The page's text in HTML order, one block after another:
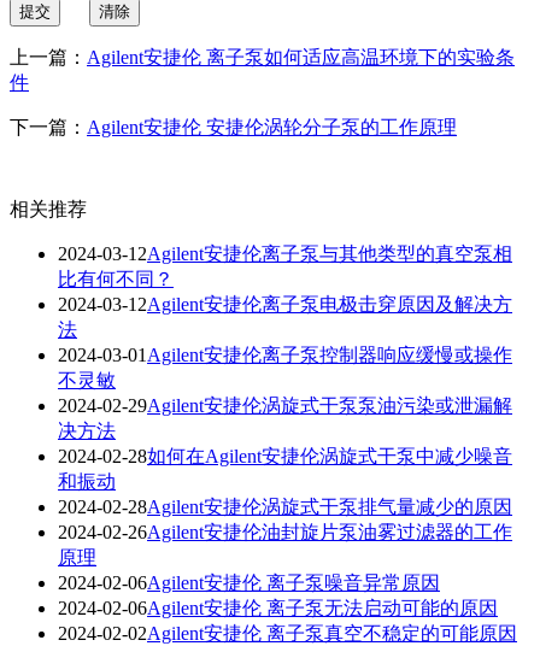
提交 清除
上一篇： Agilent安捷伦 离子泵如何适应高温环境下的实验条
件
下一篇： Agilent安捷伦 安捷伦涡轮分子泵的工作原理
相关推荐
2024-03-12Agilent安捷伦离子泵与其他类型的真空泵相
比有何不同？
2024-03-12Agilent安捷伦离子泵电极击穿原因及解决方
法
2024-03-01 Agilent安捷伦离子泵控制器响应缓慢或操作
不灵敏
2024-02-29Agilent安捷伦涡旋式干泵泵油污染或泄漏解
决方法
2024-02-28如何在Agilent安捷伦涡旋式干泵中减少噪音
和振动
2024-02-28Agilent安捷伦涡旋式干泵排气量减少的原因
2024-02-26Agilent安捷伦油封旋片泵油雾过滤器的工作
原理
2024-02-06Agilent安捷伦 离子泵噪音异常原因
2024-02-06Agilent安捷伦 离子泵无法启动可能的原因
2024-02-02Agilent安捷伦 离子泵真空不稳定的可能原因